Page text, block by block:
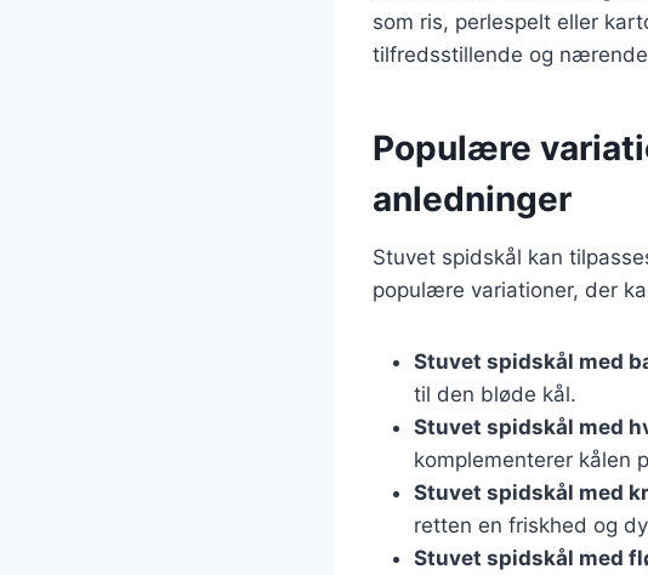
som ris, perlespelt eller
tilfredsstillende og
Populære
anledninger
Stuvet spidskål kan
populære variationer, der
Stuvet spidskål med
til den bløde kål.
Stuvet spidskål med
komplementerer kålen
Stuvet spidskål med
retten en friskhed og
Stuvet spidskål med